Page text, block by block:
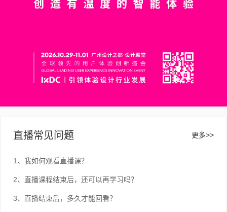
直播常见问题 更多>>
1、我如何观看直播课？
2、直播课程结束后，还可以再学习吗？
3、直播结束后，多久才能回看？